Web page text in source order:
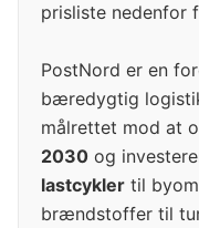
prisliste nedenfor
PostNord er en
bæredygtig
målrettet mod at
2030 og
lastcykler til
brændstoffer til